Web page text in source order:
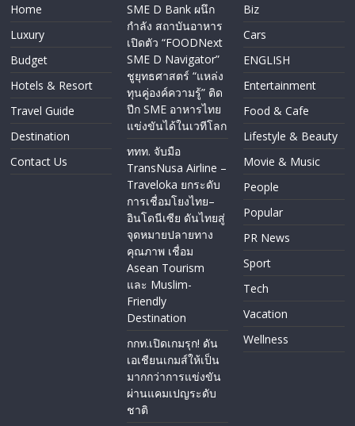
Home
Luxury
Budget
Hotels & Resort
Travel Guide
Destination
Contact Us
SME D Bank ผนึก
กำลัง สถาบันอาหาร
เปิดตัว “FOODNext
SME D Navigator”
ชูยุทธศาสตร์ “แหล่ง
ทุนคู่องค์ความรู้” ติด
ปีก SME อาหารไทย
แข่งขันได้ในเวทีโลก
ททท. จับมือ
TransNusa Airline –
Traveloka ยกระดับ
การเชื่อมโยงไทย–
อินโดนีเซีย ดันไทยสู่
จุดหมายปลายทาง
คุณภาพ เชื่อม
Asean Tourism
และ Muslim-
Friendly
Destination
กกท.เปิดเกมรุก! ดัน
เอเชียนเกมส์ให้เป็น
มากกว่าการแข่งขัน
ผ่านแคมเปญระดับ
ชาติ
Biz
Cars
ENGLISH​
Entertainment
Food & Cafe
Lifestyle & Beauty
Movie & Music
People
Popular
PR News
Sport
Tech
Vacation
Wellness